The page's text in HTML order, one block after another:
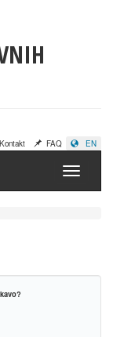
Kontakt FAQ EN
Domov